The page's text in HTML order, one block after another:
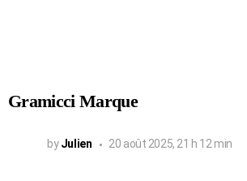
Gramicci Marque
by Julien 20 août 2025, 21 h 12 min